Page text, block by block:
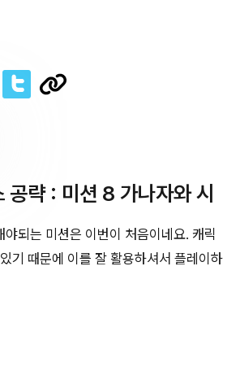
공략 : 미션 8 가나자와 시
되는 미션은 이번이 처음이네요. 캐릭
기 때문에 이를 잘 활용하셔서 플레이하